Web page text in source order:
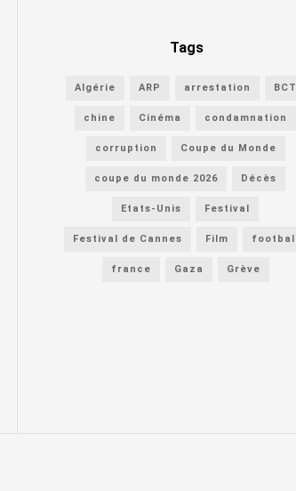
Tags
Algérie ARP arrestation BCT
chine Cinéma condamnation
corruption Coupe du Monde
coupe du monde 2026 Décès
Etats-Unis Festival
Festival de Cannes Film football
france Gaza Grève